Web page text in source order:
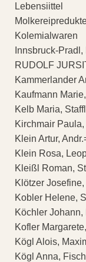
Lebensiittel
Kolemialwaren
Innsbruck-
RUDOLF
Kammerlander
Kaufmann
Kelb Maria,
Kirchmair
Klein Artur,
Klein Rosa,
Kleißl Roman,
Klötzer
Kobler Helene,
Köchler Johann,
Kofler
Kögl Alois,
Kögl Anna,